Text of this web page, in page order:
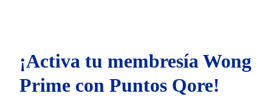
¡Activa tu membresía Wong
Prime con Puntos Qore!